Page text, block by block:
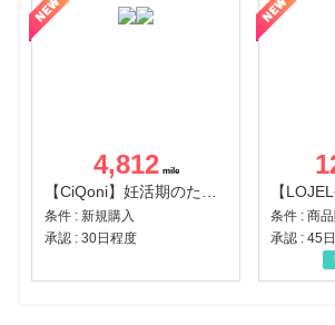
4,812
条件 : 新規購入
承認 : 30日程度
条件 : 商品
承認 : 45